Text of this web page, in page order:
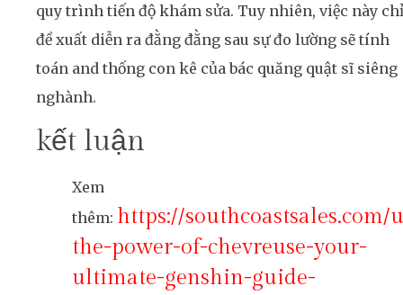
quy trình tiến độ khám sửa. Tuy nhiên, việc này chỉ
đề xuất diễn ra đằng đằng sau sự đo lường sẽ tính
toán and thống con kê của bác quăng quật sĩ siêng
nghành.
kết luận
Xem
thêm: https://
the-power-of-chevreuse-your-
ultimate-genshin-guide-